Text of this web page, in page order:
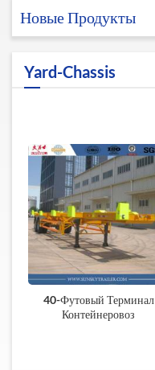
Новые Продукты
Yard-Chassis
40-Футовый Терминал
Контейнеровоз